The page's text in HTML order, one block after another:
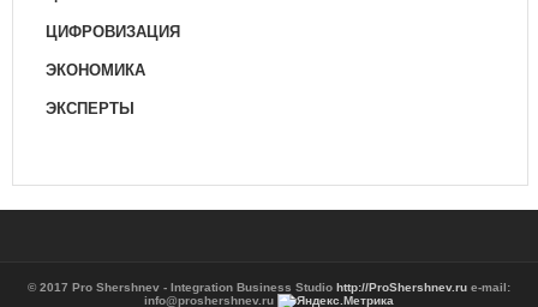
ЦИФРОВИЗАЦИЯ
ЭКОНОМИКА
ЭКСПЕРТЫ
© 2017 Pro Shershnev - Integration Business Studio http://ProShershnev.ru e-mail:
info@proshershnev.ru